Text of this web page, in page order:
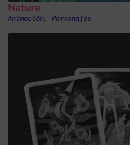
Nature
Animación, Personajes